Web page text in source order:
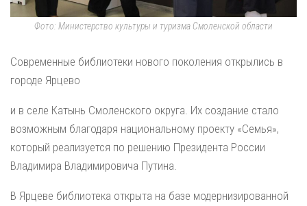
Фото: Министерство культуры и туризма Смоленской области
Современные библиотеки нового поколения открылись в
городе Ярцево
и в селе Катынь Смоленского округа. Их создание стало
возможным благодаря национальному проекту «Семья»,
который реализуется по решению Президента России
Владимира Владимировича Путина.
В Ярцеве библиотека открыта на базе модернизированной